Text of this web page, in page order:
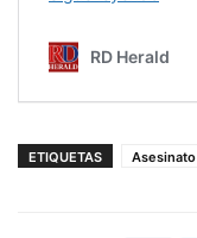
ETIQUETAS Asesinato